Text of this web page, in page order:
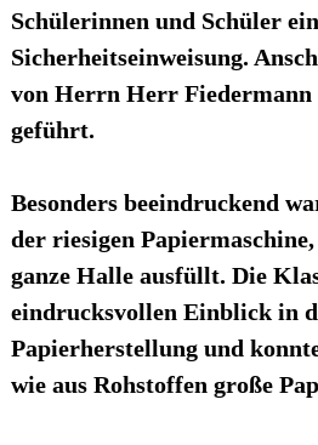
Schülerinnen und Schüler
Sicherheitseinweisung.
von Herrn Herr Fiedermann
geführt.
Besonders beeindruckend
der riesigen
ganze Halle ausfüllt. Die
eindrucksvollen Einblick in
Papierherstellung und
wie aus Rohstoffen große